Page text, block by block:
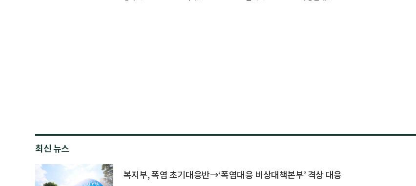
최신 뉴스
복지부, 폭염 초기대응반→‘폭염대응 비상대책본부’ 격상 대응